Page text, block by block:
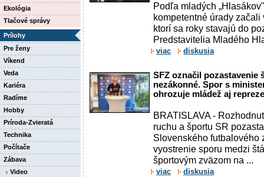
Ekológia
Tlačové správy
Prílohy
Pre ženy
Víkend
Veda
Kariéra
Radíme
Hobby
Príroda-Zvieratá
Technika
Počítače
Zábava
Video
Podľa mladých
kompetentné úrady
ktorí sa roky stavajú do
Predstavitelia Mladého
viac diskusia
SFZ označil pozastavenie
nezákonné. Spor s
ohrozuje mládež aj
BRATISLAVA -
ruchu a športu SR
Slovenského futbalového
vyostrenie sporu medzi
športovým zväzom na ...
viac diskusia